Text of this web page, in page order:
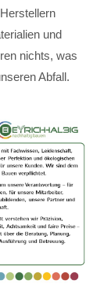
und
nichts, was
Abfall.